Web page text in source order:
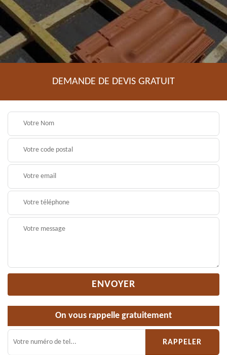
DEMANDE DE DEVIS GRATUIT
On vous rappelle gratuitement